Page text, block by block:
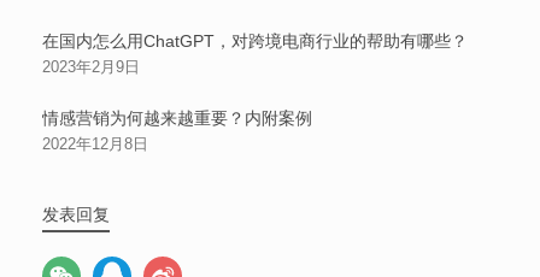
在国内怎么用ChatGPT，对跨境电商行业的帮助有哪些？
2023年2月9日
情感营销为何越来越重要？内附案例
2022年12月8日
发表回复